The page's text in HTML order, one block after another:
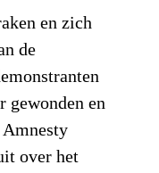
en zich
de
gewonden en
over het